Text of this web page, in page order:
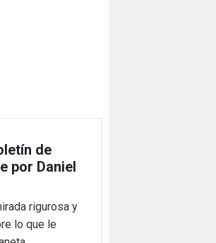
de
por Daniel
rigurosa y
lo que le